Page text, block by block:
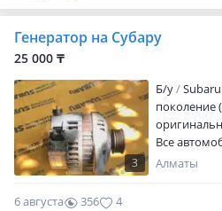
0
Генератор на Субару
25 000 ₸
3
Б/y
Subaru
поколение
Все
аукционах.
Алматы
6 августа 356 4